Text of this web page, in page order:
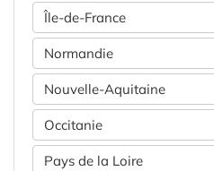
Île-de-France
Normandie
Nouvelle-Aquitaine
Occitanie
Pays de la Loire